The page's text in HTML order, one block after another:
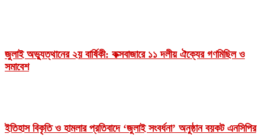
জুলাই অভ্যুত্থানের ২য় বার্ষিকী: কক্সবাজারে ১১ দলীয় ঐক্যের গণমিছিল ও
সমাবেশ
ইতিহাস বিকৃতি ও হামলার প্রতিবাদে ‘জুলাই সংবর্ধনা’ অনুষ্ঠান বয়কট এনসিপির